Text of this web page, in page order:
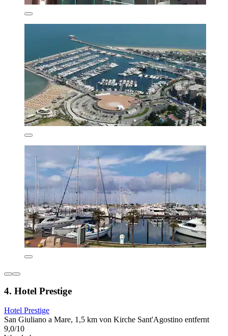
4. Hotel Prestige
Hotel Prestige
San Giuliano a Mare, 1,5 km von Kirche Sant'Agostino entfernt
9,0/10